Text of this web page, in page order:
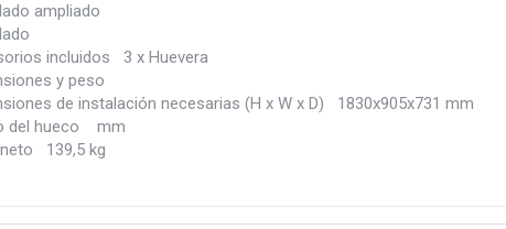
ampliado
incluidos 3 x Huevera
y peso
de instalación necesarias (H x W x D) 1830x905x731 mm
del hueco mm
139,5 kg